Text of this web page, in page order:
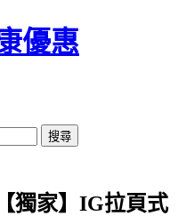
優惠
獨家】IG拉頁式